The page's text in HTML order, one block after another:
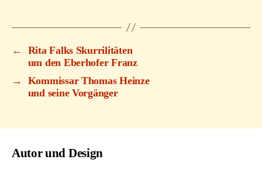
←
Rita Falks Skurrilitäten
um den Eberhofer Franz
→
Kommissar Thomas Heinze
und seine Vorgänger
Autor und Design